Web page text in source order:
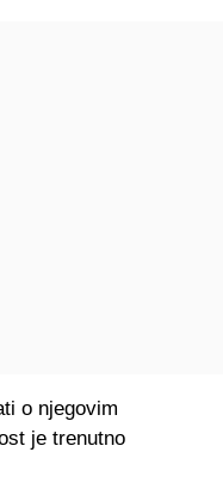
o njegovim
je trenutno